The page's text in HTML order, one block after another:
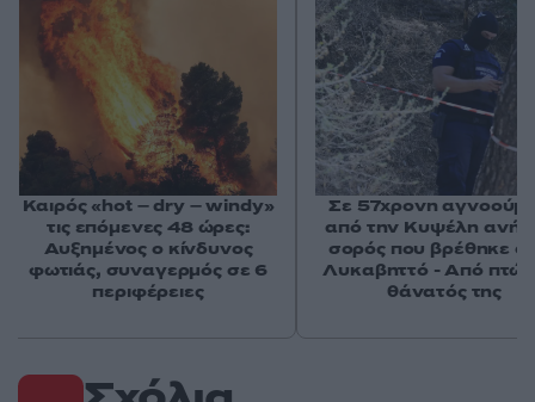
Καιρός «hot – dry – windy»
τις επόμενες 48 ώρες:
Αυξημένος ο κίνδυνος
φωτιάς, συναγερμός σε 6
περιφέρειες
Σε 57χρονη
από την Κυψέλη
σορός που βρέθηκε
Λυκαβηττό - Από
θάνατός της